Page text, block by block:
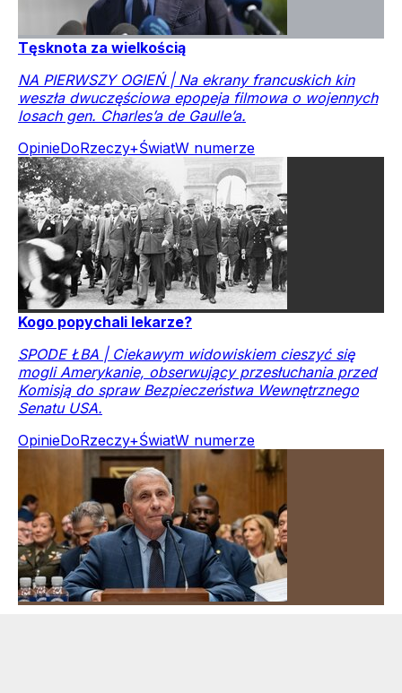
Tęsknota za wielkością
NA PIERWSZY OGIEŃ | Na ekrany francuskich kin
weszła dwuczęściowa epopeja filmowa o wojennych
losach gen. Charles’a de Gaulle’a.
OpinieDoRzeczy+ŚwiatW numerze
Kogo popychali lekarze?
SPODE ŁBA | Ciekawym widowiskiem cieszyć się
mogli Amerykanie, obserwujący przesłuchania przed
Komisją do spraw Bezpieczeństwa Wewnętrznego
Senatu USA.
OpinieDoRzeczy+ŚwiatW numerze